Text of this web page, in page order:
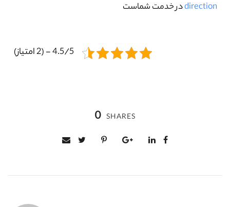
directionدر خدمت شماست
4.5/5 - (2 امتیاز)
0 SHARES